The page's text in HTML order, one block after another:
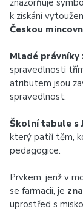
znázorňuje
k získání
Českou
Mladé právníky
spravedlnosti
atributem jsou
spravedlnost.
Školní tabule s
který patří těm,
pedagogice.
Prvkem, jenž v
se farmacií, je
uprostřed s